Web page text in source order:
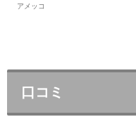
アメッコ
口コミ